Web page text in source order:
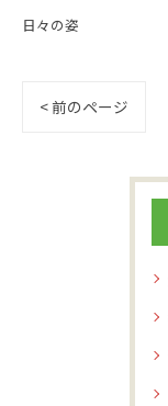
日々の姿
< 前のページ